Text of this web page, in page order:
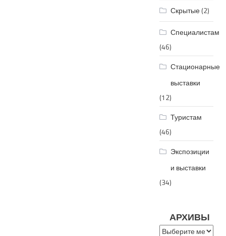
Скрытые(2)
Специалистам
(46)
Стационарные
выставки
(12)
Туристам
(46)
Экспозиции
и выставки
(34)
АРХИВЫ
Архивы